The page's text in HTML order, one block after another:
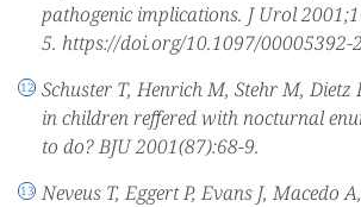
pathogenic implications. J Urol
5. https://doi.org/10.1097/00005392-
Schuster Т, Henrich М, Stehr М, Dietz
in children reffered with nocturnal
to do? BJU 2001(87):68-9.
Neveus T, Eggert P, Evans J, Macedo